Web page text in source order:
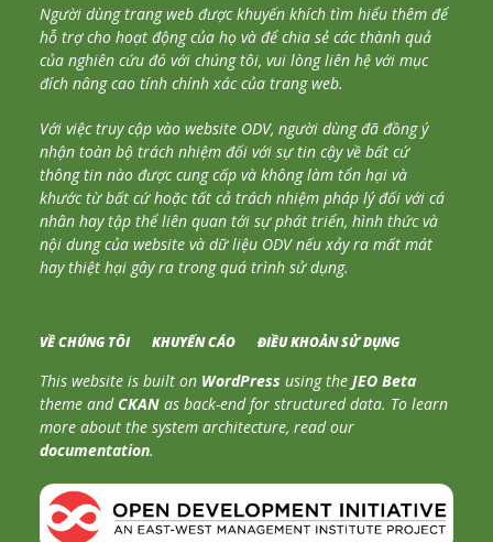
Người dùng trang web được khuyến khích tìm hiểu thêm để
hỗ trợ cho hoạt động của họ và để chia sẻ các thành quả
của nghiên cứu đó với chúng tôi, vui lòng liên hệ với mục
đích nâng cao tính chính xác của trang web.
Với việc truy cập vào website ODV, người dùng đã đồng ý
nhận toàn bộ trách nhiệm đối với sự tin cậy về bất cứ
thông tin nào được cung cấp và không làm tổn hại và
khước từ bất cứ hoặc tất cả trách nhiệm pháp lý đối với cá
nhân hay tập thể liên quan tới sự phát triển, hình thức và
nội dung của website và dữ liệu ODV nếu xảy ra mất mát
hay thiệt hại gây ra trong quá trình sử dụng.
VỀ CHÚNG TÔI KHUYẾN CÁO ĐIỀU KHOẢN SỬ DỤNG
This website is built on WordPress using theJEO Beta
theme and CKAN as back-end for structured data. To learn
more about the system architecture, read our
documentation.